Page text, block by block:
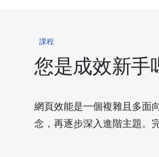
課程
您是成效新手
網頁效能是一個複雜且多面
念，再逐步深入進階主題。